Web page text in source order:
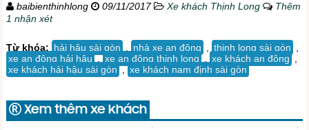
baibienthinhlong 09/11/2017 Xe khách Thịnh Long
Thêm
1 nhận xét
Từ khóa: hải hậu sài gòn , nhà xe an đông , thịnh long sài gòn ,
xe an đông hải hậu ,xe an đông thịnh long , xe khách an đông ,
xe khách hải hậu sài gòn ,xe khách nam định sài gòn
Xem thêm xe khách